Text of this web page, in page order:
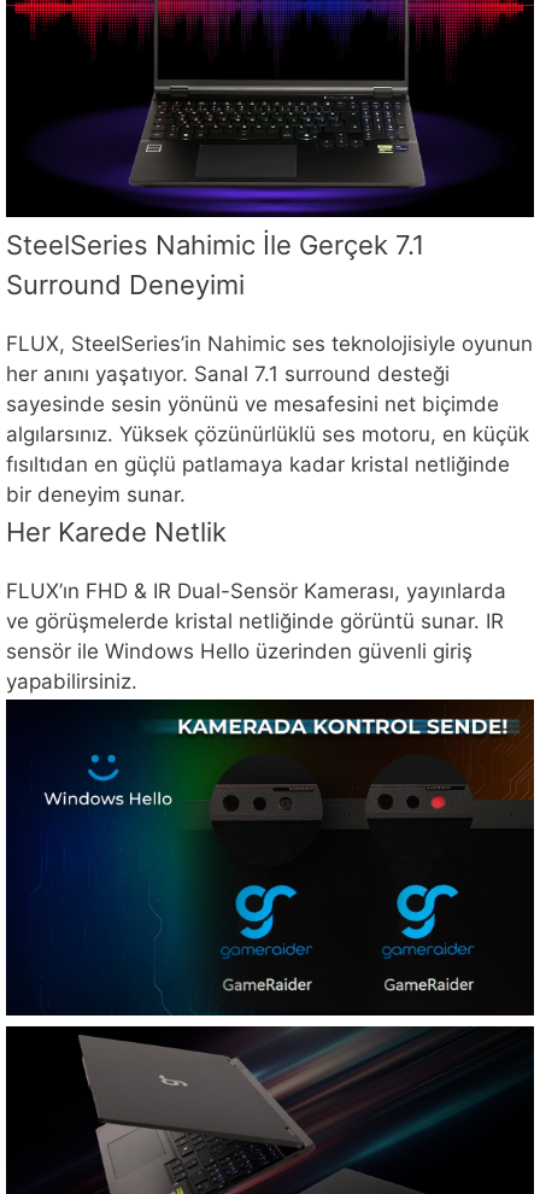
SteelSeries Nahimic İle Gerçek 7.1
Surround Deneyimi
FLUX, SteelSeries’in Nahimic ses teknolojisiyle oyunun
her anını yaşatıyor. Sanal 7.1 surround desteği
sayesinde sesin yönünü ve mesafesini net biçimde
algılarsınız. Yüksek çözünürlüklü ses motoru, en küçük
fısıltıdan en güçlü patlamaya kadar kristal netliğinde
bir deneyim sunar.
Her Karede Netlik
FLUX’ın FHD & IR Dual-Sensör Kamerası, yayınlarda
ve görüşmelerde kristal netliğinde görüntü sunar. IR
sensör ile Windows Hello üzerinden güvenli giriş
yapabilirsiniz.